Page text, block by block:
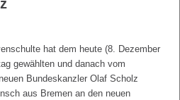
hat dem heute (8. Dezember
gewählten und danach vom
Bundeskanzler Olaf Scholz
aus Bremen an den neuen